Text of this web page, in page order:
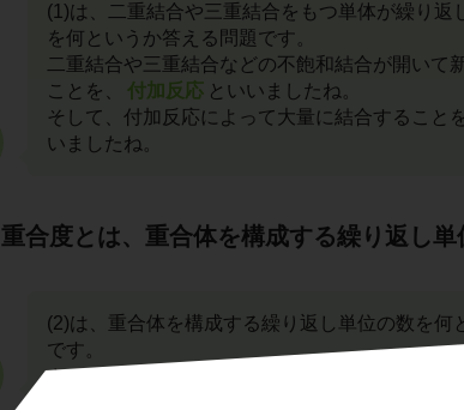
(1)は、二重結合や三重結合をもつ単体が繰り返
を何というか答える問題です。
二重結合や三重結合などの不飽和結合が開いて
ことを、
付加反応 といいましたね。
そして、付加反応によって大量に結合することを
いましたね。
重合度とは、重合体を構成する繰り返し単
(2)は、重合体を構成する繰り返し単位の数を何
です。
さて、重合体とは何のことか、覚えていますか？